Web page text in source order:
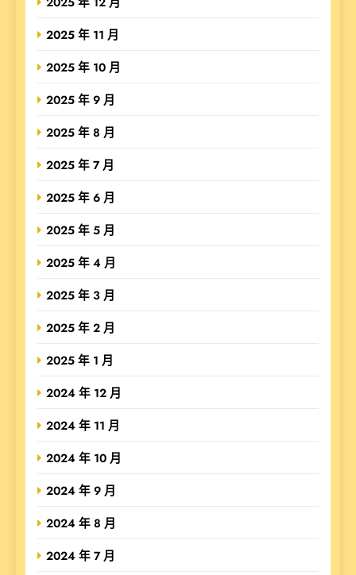
2025 年 11 月
2025 年 10 月
2025 年 9 月
2025 年 8 月
2025 年 7 月
2025 年 6 月
2025 年 5 月
2025 年 4 月
2025 年 3 月
2025 年 2 月
2025 年 1 月
2024 年 12 月
2024 年 11 月
2024 年 10 月
2024 年 9 月
2024 年 8 月
2024 年 7 月